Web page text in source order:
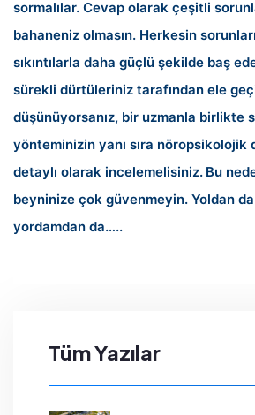
sormalılar. Cevap olarak çeşitli
bahaneniz olmasın. Herkesin
sıkıntılarla daha güçlü şekilde baş
sürekli dürtüleriniz tarafından ele
düşünüyorsanız, bir uzmanla birlikte
yönteminizin yanı sıra nöropsikolojik
detaylı olarak incelemelisiniz. Bu
beyninize çok güvenmeyin. Yoldan
yordamdan da…..
Tüm Yazılar